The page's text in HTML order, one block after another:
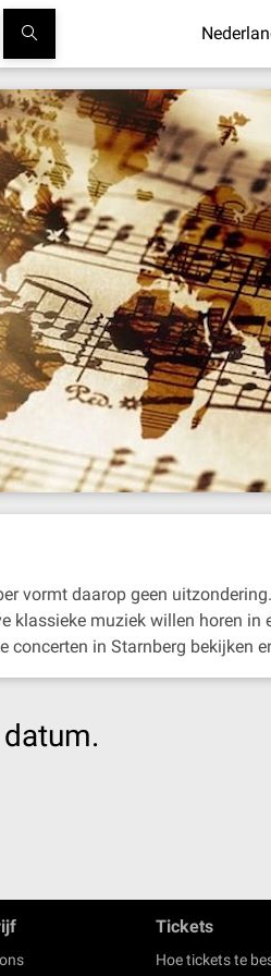
vormt daarop geen
muziek willen horen in
in Starnberg bekijken
Tickets
Hoe tickets te